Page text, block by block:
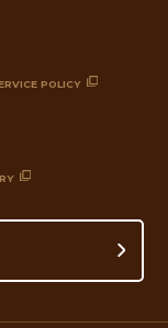
POLICY